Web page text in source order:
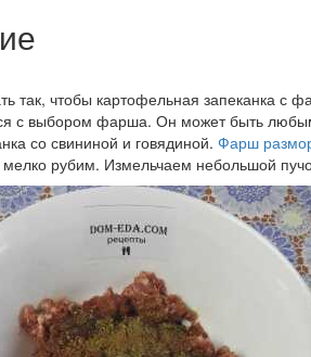
так, чтобы картофельная запеканка с
с выбором фарша. Он может быть
со свининой и говядиной. Фарш
мелко рубим. Измельчаем небольшой